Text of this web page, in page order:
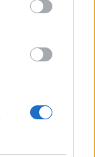
Secco
a